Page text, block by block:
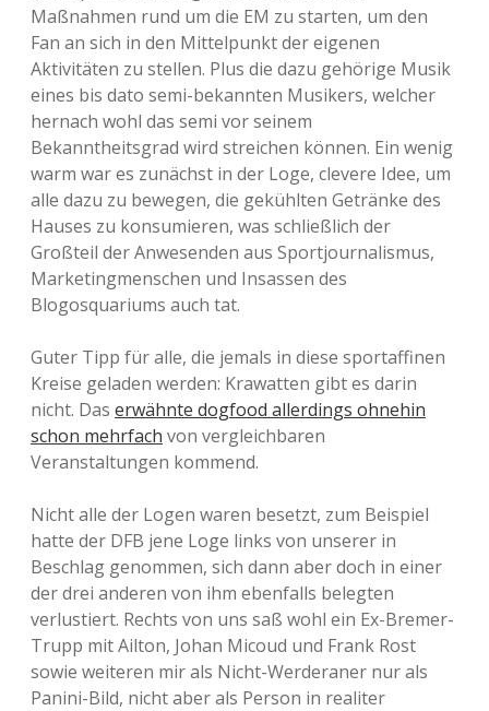
Maßnahmen rund um die EM zu starten, um den
Fan an sich in den Mittelpunkt der eigenen
Aktivitäten zu stellen. Plus die dazu gehörige Musik
eines bis dato semi-bekannten Musikers, welcher
hernach wohl das semi vor seinem
Bekanntheitsgrad wird streichen können. Ein wenig
warm war es zunächst in der Loge, clevere Idee, um
alle dazu zu bewegen, die gekühlten Getränke des
Hauses zu konsumieren, was schließlich der
Großteil der Anwesenden aus Sportjournalismus,
Marketingmenschen und Insassen des
Blogosquariums auch tat.
Guter Tipp für alle, die jemals in diese sportaffinen
Kreise geladen werden: Krawatten gibt es darin
nicht. Das erwähnte dogfood allerdings ohnehin
schon mehrfach von vergleichbaren
Veranstaltungen kommend.
Nicht alle der Logen waren besetzt, zum Beispiel
hatte der DFB jene Loge links von unserer in
Beschlag genommen, sich dann aber doch in einer
der drei anderen von ihm ebenfalls belegten
verlustiert. Rechts von uns saß wohl ein Ex-Bremer-
Trupp mit Ailton, Johan Micoud und Frank Rost
sowie weiteren mir als Nicht-Werderaner nur als
Panini-Bild, nicht aber als Person in realiter